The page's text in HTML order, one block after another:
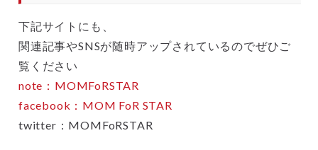
下記サイトにも、
関連記事やSNSが随時アップされているのでぜひご
覧ください
note ：MOMFoRSTAR
facebook：MOM FoR STAR
twitter：MOMFoRSTAR